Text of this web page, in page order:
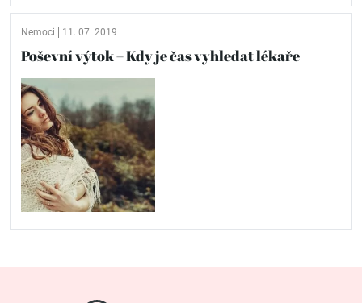
Nemoci 11. 07. 2019
Poševní výtok – Kdy je čas vyhledat lékaře